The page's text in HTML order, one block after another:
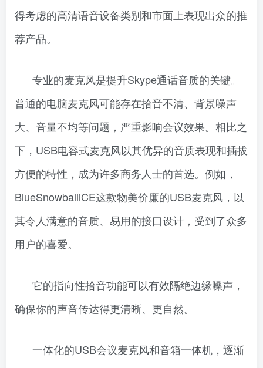
得考虑的高清语音设备类别和市面上表现出众的推
荐产品。
专业的麦克风是提升Skype通话音质的关键。
普通的电脑麦克风可能存在拾音不清、背景噪声
大、音量不均等问题，严重影响会议效果。相比之
下，USB电容式麦克风以其优异的音质表现和插拔
方便的特性，成为许多商务人士的首选。例如，
BlueSnowballiCE这款物美价廉的USB麦克风，以
其令人满意的音质、易用的接口设计，受到了众多
用户的喜爱。
它的指向性拾音功能可以有效隔绝边缘噪声，
确保你的声音传达得更清晰、更自然。
一体化的USB会议麦克风和音箱一体机，逐渐